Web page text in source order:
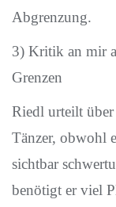
Abgrenzung.
3) Kritik an mir
Grenzen
Riedl urteilt
Tänzer, obwohl
sichtbar
benötigt er viel